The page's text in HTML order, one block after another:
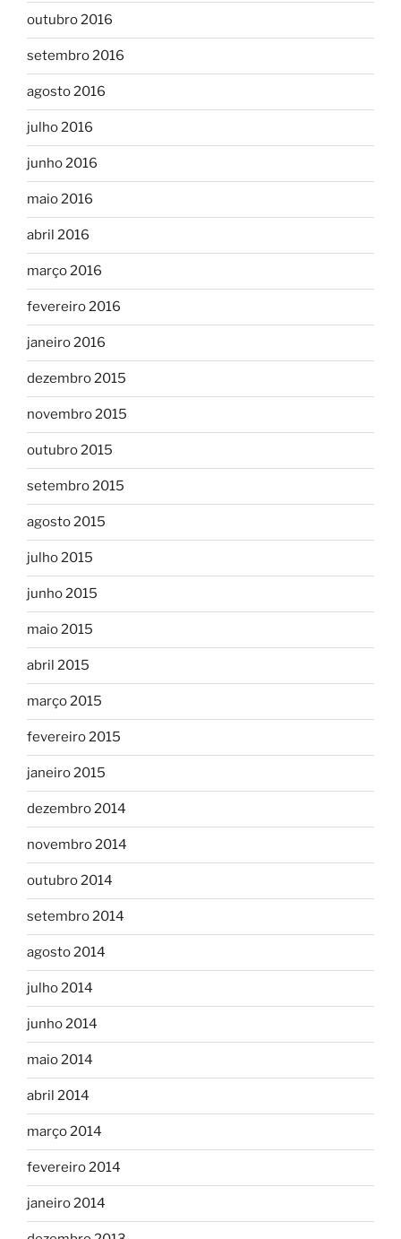
outubro 2016
setembro 2016
agosto 2016
julho 2016
junho 2016
maio 2016
abril 2016
março 2016
fevereiro 2016
janeiro 2016
dezembro 2015
novembro 2015
outubro 2015
setembro 2015
agosto 2015
julho 2015
junho 2015
maio 2015
abril 2015
março 2015
fevereiro 2015
janeiro 2015
dezembro 2014
novembro 2014
outubro 2014
setembro 2014
agosto 2014
julho 2014
junho 2014
maio 2014
abril 2014
março 2014
fevereiro 2014
janeiro 2014